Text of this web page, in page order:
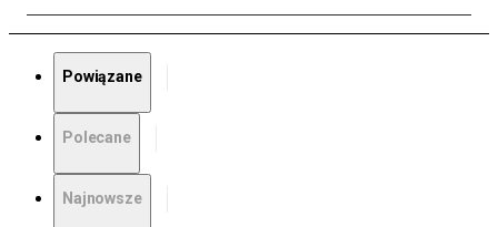
Powiązane
Polecane
Najnowsze